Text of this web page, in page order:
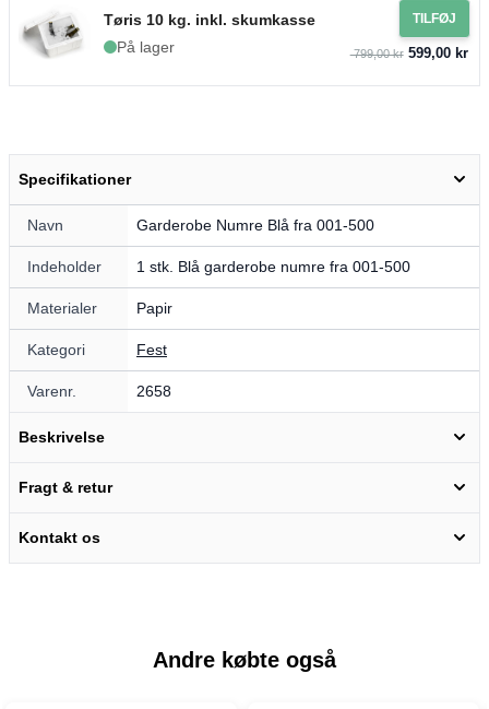
Tøris 10 kg. inkl. skumkasse
På lager
TILFØJ
799,00 kr599,00 kr
Specifikationer
Navn Garderobe Numre Blå fra 001-500
Indeholder 1 stk. Blå garderobe numre fra 001-500
Materialer Papir
Kategori Fest
Varenr. 2658
Beskrivelse
Fragt & retur
Kontakt os
Andre købte også